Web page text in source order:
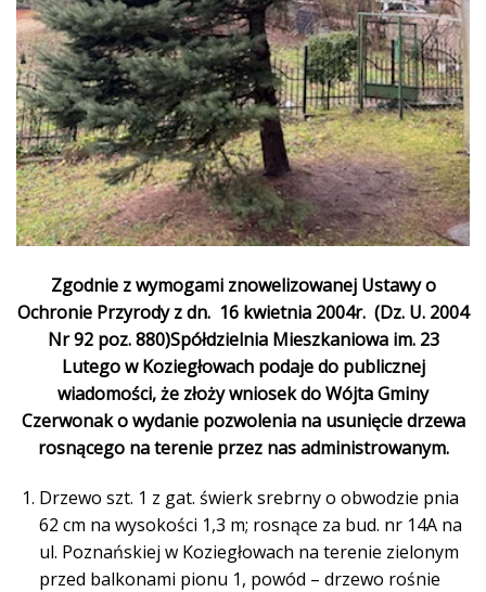
Zgodnie z wymogami znowelizowanej Ustawy o
Ochronie Przyrody z dn. 16 kwietnia 2004r. (Dz. U. 2004
Nr 92 poz. 880)Spółdzielnia Mieszkaniowa im. 23
Lutego w Koziegłowach podaje do publicznej
wiadomości, że złoży wniosek do Wójta Gminy
Czerwonak o wydanie pozwolenia na usunięcie drzewa
rosnącego na terenie przez nas administrowanym.
Drzewo szt. 1 z gat. świerk srebrny o obwodzie pnia
62 cm na wysokości 1,3 m; rosnące za bud. nr 14A na
ul. Poznańskiej w Koziegłowach na terenie zielonym
przed balkonami pionu 1, powód – drzewo rośnie